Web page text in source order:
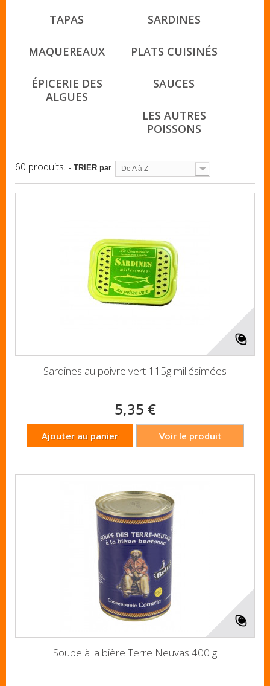
TAPAS SARDINES
MAQUEREAUX PLATS CUISINÉS
ÉPICERIE DES
ALGUES
SAUCES
LES AUTRES
POISSONS
60 produits. - TRIER par De A à Z
Sardines au poivre vert 115g millésimées
5,35 €
Ajouter au panier Voir le produit
Soupe à la bière Terre Neuvas 400 g